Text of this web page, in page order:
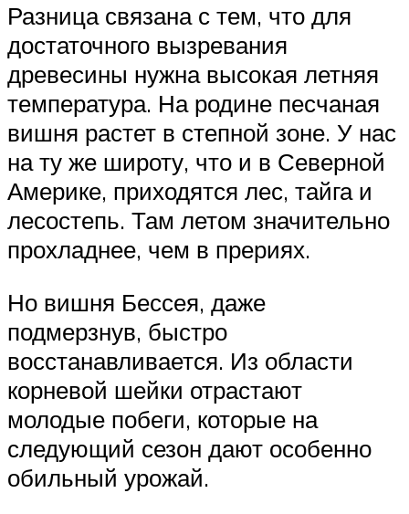
Разница связана с тем, что для
достаточного вызревания
древесины нужна высокая летняя
температура. На родине песчаная
вишня растет в степной зоне. У нас
на ту же широту, что и в Северной
Америке, приходятся лес, тайга и
лесостепь. Там летом значительно
прохладнее, чем в прериях.
Но вишня Бессея, даже
подмерзнув, быстро
восстанавливается. Из области
корневой шейки отрастают
молодые побеги, которые на
следующий сезон дают особенно
обильный урожай.